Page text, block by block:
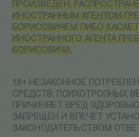
ПРОИЗВЕДЕН,
ИНОСТРАННЫМ АГЕНТОМ
БОРИСОВИЧЕМ ЛИБО
ИНОСТРАННОГО АГЕНТА
БОРИСОВИЧА.
18+ НЕЗАКОННОЕ
СРЕДСТВ, ПСИХОТРОПНЫХ
ПРИЧИНЯЕТ ВРЕД
ЗАПРЕЩЕН И ВЛЕЧЕТ
ЗАКОНОДАТЕЛЬСТВОМ